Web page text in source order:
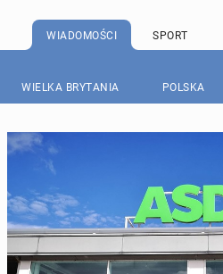
WIADOMOŚCI SPORT
WIELKA BRYTANIA POLSKA